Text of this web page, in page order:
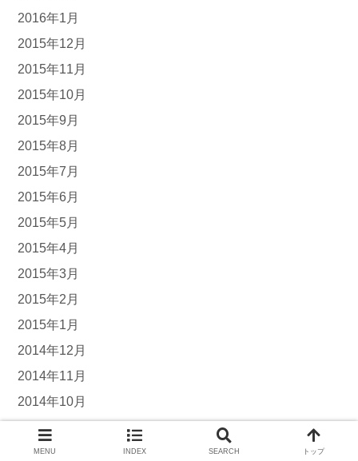
2016年1月
2015年12月
2015年11月
2015年10月
2015年9月
2015年8月
2015年7月
2015年6月
2015年5月
2015年4月
2015年3月
2015年2月
2015年1月
2014年12月
2014年11月
2014年10月
2014年9月
2014年8月
MENU INDEX SEARCH トップ